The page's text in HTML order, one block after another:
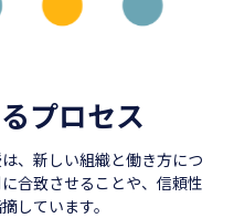
プロセス
、新しい組織と働き方につ
合致させることや、信頼性
しています。